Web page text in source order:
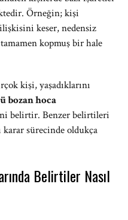
Örneğin; kişi
keser, nedensiz
kopmuş bir hale
kişi, yaşadıklarını
bozan hoca
belirtir. Benzer belirtileri
sürecinde oldukça
Belirtiler Nasıl